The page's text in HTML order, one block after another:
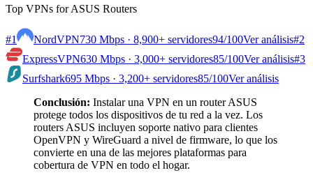
Top VPNs for ASUS Routers
#1 NordVPN730 Mbps · 8,900+ servidores94/100Ver análisis#2
ExpressVPN630 Mbps · 3,000+ servidores85/100Ver análisis#3
Surfshark695 Mbps · 3,200+ servidores85/100Ver análisis
Conclusión: Instalar una VPN en un router ASUS
protege todos los dispositivos de tu red a la vez. Los
routers ASUS incluyen soporte nativo para clientes
OpenVPN y WireGuard a nivel de firmware, lo que los
convierte en una de las mejores plataformas para
cobertura de VPN en todo el hogar.